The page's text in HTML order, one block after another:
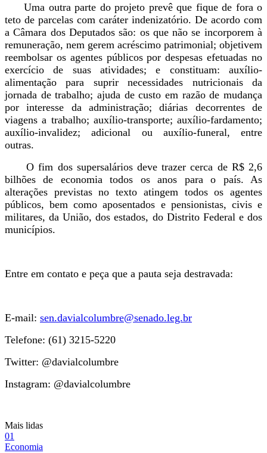
Uma outra parte do projeto prevê que fique de fora o
teto de parcelas com caráter indenizatório. De acordo com
a Câmara dos Deputados são: os que não se incorporem à
remuneração, nem gerem acréscimo patrimonial; objetivem
reembolsar os agentes públicos por despesas efetuadas no
exercício de suas atividades; e constituam: auxílio-
alimentação para suprir necessidades nutricionais da
jornada de trabalho; ajuda de custo em razão de mudança
por interesse da administração; diárias decorrentes de
viagens a trabalho; auxílio-transporte; auxílio-fardamento;
auxílio-invalidez; adicional ou auxílio-funeral, entre
outras.
O fim dos supersalários deve trazer cerca de R$ 2,6
bilhões de economia todos os anos para o país. As
alterações previstas no texto atingem todos os agentes
públicos, bem como aposentados e pensionistas, civis e
militares, da União, dos estados, do Distrito Federal e dos
municípios.
Entre em contato e peça que a pauta seja destravada:
E-mail: sen.davialcolumbre@senado.leg.br
Telefone: (61) 3215-5220
Twitter: @davialcolumbre
Instagram: @davialcolumbre
Mais lidas
01
Economia